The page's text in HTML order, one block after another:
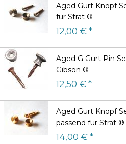
Aged Gurt Knopf
für Strat ®
12,00 € *
Aged G Gurt Pin
Gibson ®
12,50 € *
Aged Gurt Knopf
passend für Strat ®
14,00 € *